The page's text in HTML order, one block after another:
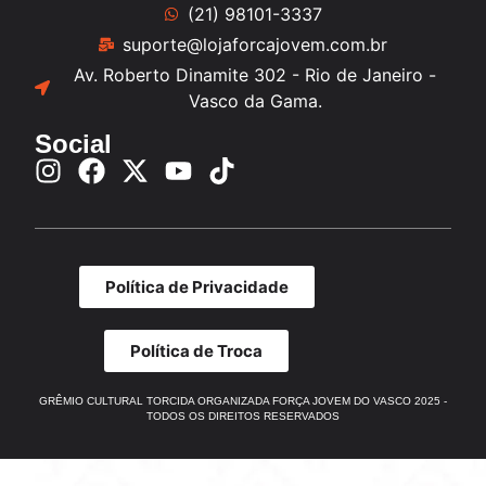
(21) 98101-3337
suporte@lojaforcajovem.com.br
Av. Roberto Dinamite 302 - Rio de Janeiro -
Vasco da Gama.
Social
Política de Privacidade
Política de Troca
GRÊMIO CULTURAL TORCIDA ORGANIZADA FORÇA JOVEM DO VASCO 2025 -
TODOS OS DIREITOS RESERVADOS